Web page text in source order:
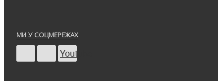
МИ У СОЦМЕРЕЖАХ
Youtube